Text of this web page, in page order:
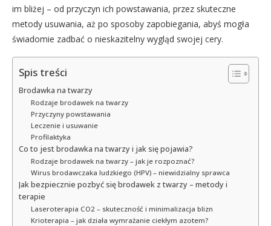
im bliżej – od przyczyn ich powstawania, przez skuteczne
metody usuwania, aż po sposoby zapobiegania, abyś mogła
świadomie zadbać o nieskazitelny wygląd swojej cery.
Spis treści
Brodawka na twarzy
Rodzaje brodawek na twarzy
Przyczyny powstawania
Leczenie i usuwanie
Profilaktyka
Co to jest brodawka na twarzy i jak się pojawia?
Rodzaje brodawek na twarzy – jak je rozpoznać?
Wirus brodawczaka ludzkiego (HPV) – niewidzialny sprawca
Jak bezpiecznie pozbyć się brodawek z twarzy – metody i
terapie
Laseroterapia CO2 – skuteczność i minimalizacja blizn
Krioterapia – jak działa wymrażanie ciekłym azotem?